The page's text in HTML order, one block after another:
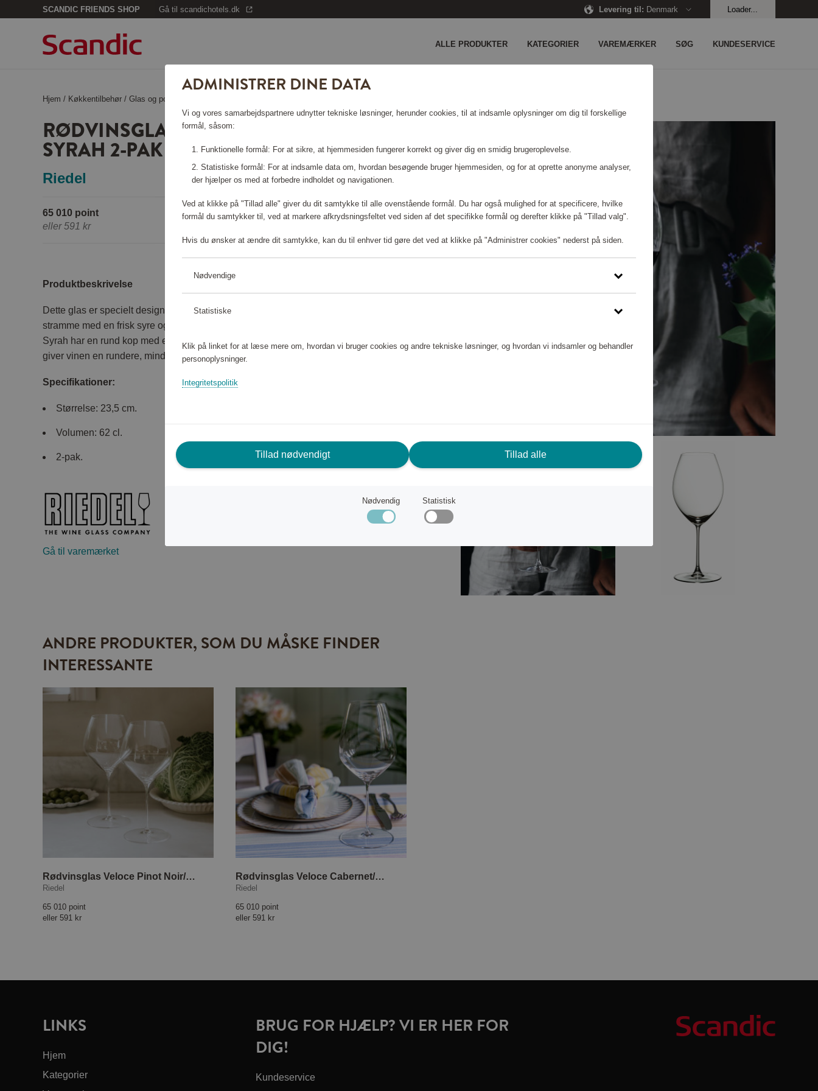
SCANDIC FRIENDS SHOP Gå til scandichotels.dk Levering til: Denmark Loader...
ALLE PRODUKTER KATEGORIER VAREMÆRKER SØG KUNDESERVICE
Hjem / Køkkentilbehør /Glas og porcelæn
RØDVINSGLAS VERITAS OLD WORLD
SYRAH 2-PAK
Riedel
65 010 point
eller 591 kr
Log ind for at shoppe
Produktbeskrivelse
Dette glas er specielt designet til den gamle verdens Syrah. Sure vine er generelt
stramme med en frisk syre og en aroma præget af mørk bærfrugt. Riedel vinglas til
Syrah har en rund kop med en ret lille åbning. Koppens form forstærker aromaen og
giver vinen en rundere, mindre bitter smag.
Specifikationer:
Størrelse: 23,5 cm.
Volumen: 62 cl.
2-pak.
Gå til varemærket
ANDRE PRODUKTER, SOM DU MÅSKE FINDER
INTERESSANTE
Rødvinsglas Veloce Pinot Noir/Nebbiolo 2-pak
Riedel
65 010 point
eller 591 kr
Rødvinsglas Veloce Cabernet/Merlot 2-pak
Riedel
65 010 point
eller 591 kr
ADMINISTRER DINE DATA
Vi og vores samarbejdspartnere udnytter tekniske løsninger, herunder cookies, til at indsamle oplysninger om dig til forskellige
formål, såsom:
Funktionelle formål: For at sikre, at hjemmesiden fungerer korrekt og giver dig en smidig brugeroplevelse.
Statistiske formål: For at indsamle data om, hvordan besøgende bruger hjemmesiden, og for at oprette anonyme analyser,
der hjælper os med at forbedre indholdet og navigationen.
Ved at klikke på "Tillad alle" giver du dit samtykke til alle ovenstående formål. Du har også mulighed for at specificere, hvilke
formål du samtykker til, ved at markere afkrydsningsfeltet ved siden af det specifikke formål og derefter klikke på "Tillad valg".
Hvis du ønsker at ændre dit samtykke, kan du til enhver tid gøre det ved at klikke på "Administrer cookies" nederst på siden.
Nødvendige
Statistiske
Klik på linket for at læse mere om, hvordan vi bruger cookies og andre tekniske løsninger, og hvordan vi indsamler og behandler
personoplysninger.
Integritetspolitik
Tillad nødvendigt Tillad alle
Nødvendig Statistisk
LINKS
Hjem
Kategorier
BRUG FOR HJÆLP? VI ER HER FOR
DIG!
Kundeservice